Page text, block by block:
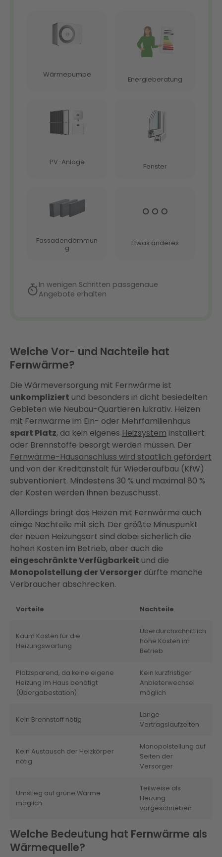
Welche Vor- und Nachteile hat
Fernwärme?
Die Wärmeversorgung mit Fernwärme ist
unkompliziert und besonders in dicht besiedelten
Gebieten wie Neubau-Quartieren lukrativ. Heizen
mit Fernwärme im Ein- oder Mehrfamilienhaus
spart Platz, da kein eigenes Heizsystem installiert
oder Brennstoffe besorgt werden müssen. Der
Fernwärme-Hausanschluss wird staatlich gefördert
und von der Kreditanstalt für Wiederaufbau (KfW)
subventioniert. Mindestens 30 % und maximal 80 %
der Kosten werden Ihnen bezuschusst.
Allerdings bringt das Heizen mit Fernwärme auch
einige Nachteile mit sich. Der größte Minuspunkt
der neuen Heizungsart sind dabei sicherlich die
hohen Kosten im Betrieb, aber auch die
eingeschränkte Verfügbarkeit und die
Monopolstellung der Versorger dürfte manche
Verbraucher abschrecken.
Vorteile Nachteile
Kaum Kosten für die
Heizungswartung
Überdurchschnittlich
hohe Kosten im
Betrieb
Platzsparend, da keine eigene
Heizung im Haus benötigt
(Übergabestation)
Kein kurzfristiger
Anbieterwechsel
möglich
Kein Brennstoff nötig
Lange
Vertragslaufzeiten
Kein Austausch der Heizkörper
nötig
Monopolstellung auf
Seiten der
Versorger
Umstieg auf grüne Wärme
möglich
Teilweise als
Heizung
vorgeschrieben
Welche Bedeutung hat Fernwärme als
Wärmequelle?